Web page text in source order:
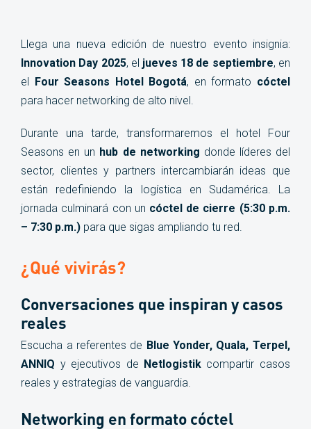
Llega una nueva edición de nuestro evento insignia:
Innovation Day 2025, el jueves 18 de septiembre, en
el Four Seasons Hotel Bogotá, en formato cóctel
para hacer networking de alto nivel.
Durante una tarde, transformaremos el hotel Four
Seasons en un hub de networking donde líderes del
sector, clientes y partners intercambiarán ideas que
están redefiniendo la logística en Sudamérica. La
jornada culminará con un cóctel de cierre (5:30 p.m.
– 7:30 p.m.) para que sigas ampliando tu red.
¿Qué vivirás?
Conversaciones que inspiran y casos
reales
Escucha a referentes de Blue Yonder, Quala, Terpel,
ANNIQ y ejecutivos de Netlogistikcompartir casos
reales y estrategias de vanguardia.
Networking en formato cóctel